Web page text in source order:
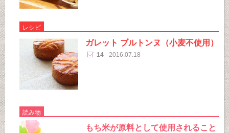
レシピ
ガレット ブルトンヌ（小麦不使用）
14 2016.07.18
読み物
もち米が原料として使用されること